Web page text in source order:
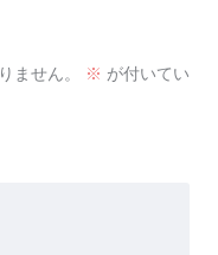
ません。 ※ が付いてい